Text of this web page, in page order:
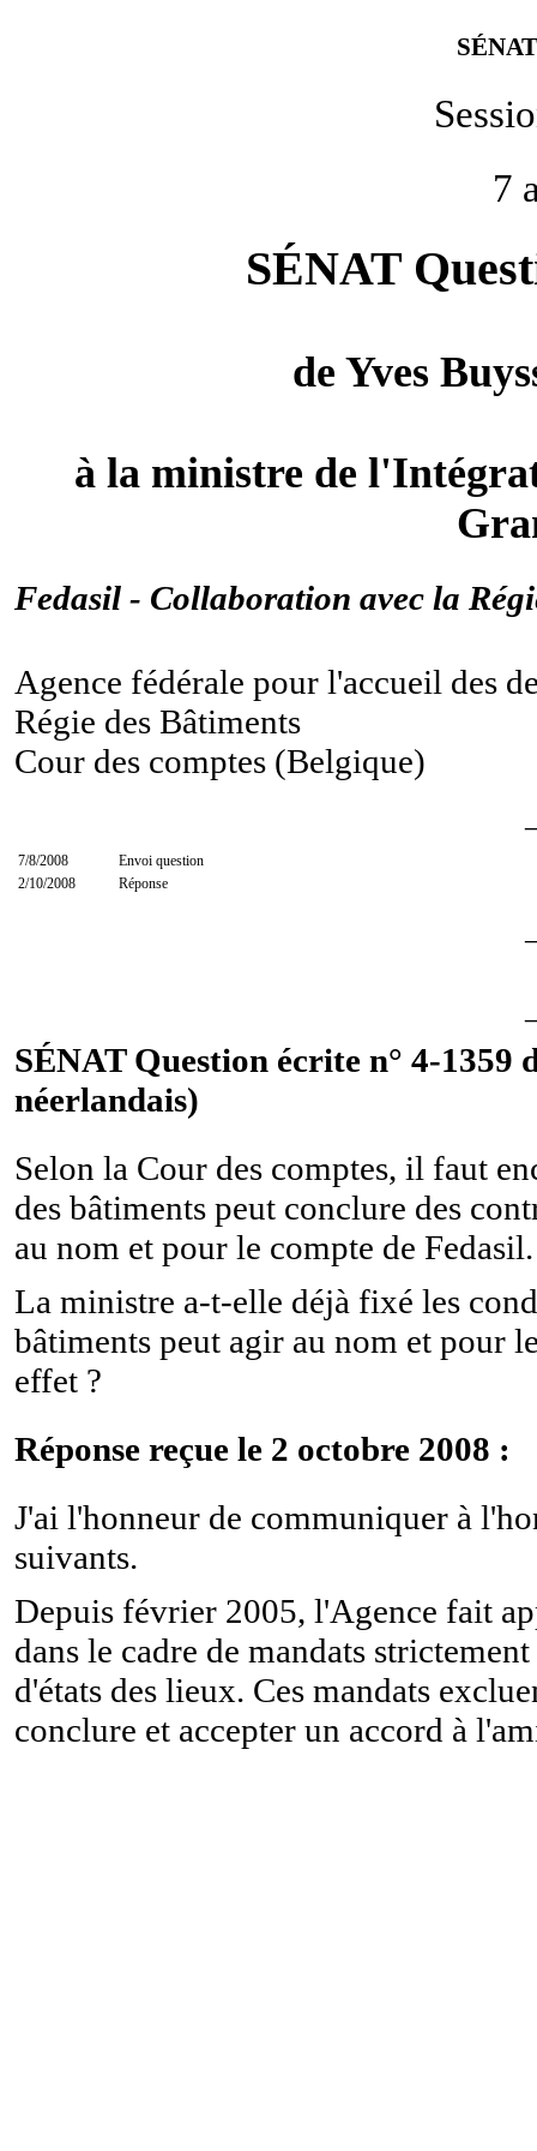
7
SÉNAT
de Yves
à la ministre de
Fedasil - Collaboration avec la
Agence fédérale pour l'accueil des
Régie des Bâtiments
Cour des comptes (Belgique)
7/8/2008
Envoi question
2/10/2008
Réponse
SÉNAT Question écrite n° 4-1359
néerlandais)
Selon la Cour des comptes, il faut
des bâtiments peut conclure des
au nom et pour le compte de Fedasil.
La ministre a-t-elle déjà fixé les
bâtiments peut agir au nom et pour
effet ?
Réponse reçue le 2 octobre 2008 :
J'ai l'honneur de communiquer à
suivants.
Depuis février 2005, l'Agence fait
dans le cadre de mandats
d'états des lieux. Ces mandats
conclure et accepter un accord à